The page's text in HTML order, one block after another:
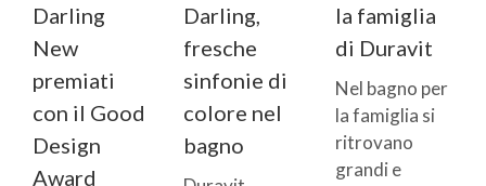
Darling
New
premiati
con il Good
Design
Award
Darling,
fresche
sinfonie di
colore nel
bagno
la famiglia
di Duravit
Nel bagno per
la famiglia si
ritrovano
grandi e